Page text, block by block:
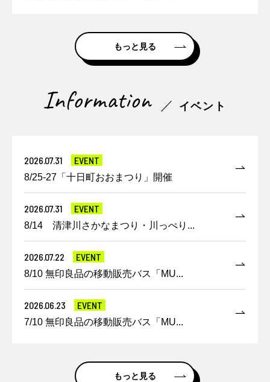
もっと見る
イベント
2026.07.31 EVENT
8/25-27「十日町おおまつり」開催
2026.07.31 EVENT
8/14 清津川さかなまつり・川っぺり...
2026.07.22 EVENT
8/10 無印良品の移動販売バス「MU...
2026.06.23 EVENT
7/10 無印良品の移動販売バス「MU...
もっと見る